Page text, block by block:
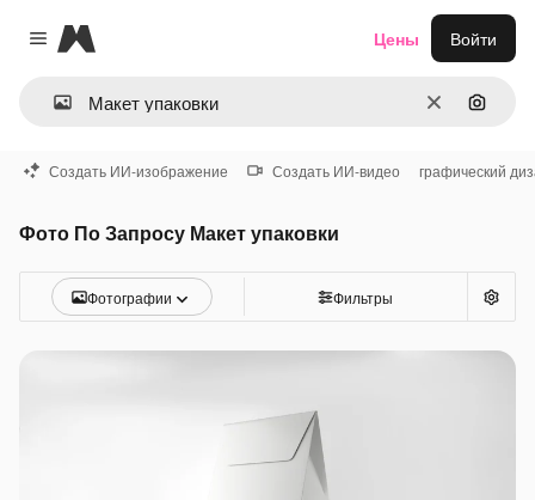
Close menu
Magnific
ОчиститьПоиск
Цены Войти
Создать ИИ-изображение Создать ИИ-видео графический
Фото По Запросу Макет упаковки
Фотографии Фильтры